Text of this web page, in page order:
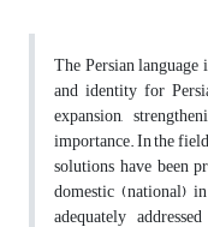
The Persian
and identity for
expansion,
importance. In the
solutions have been
domestic (national)
adequately